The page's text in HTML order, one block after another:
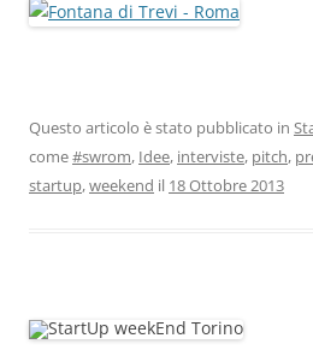
Questo articolo è stato pubblicato in
come#swrom, Idee, interviste, pitch,
startup,weekend il 18 Ottobre 2013